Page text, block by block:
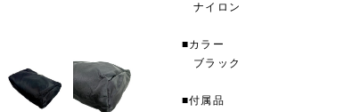
ナイロン
■カラー
ブラック
■付属品